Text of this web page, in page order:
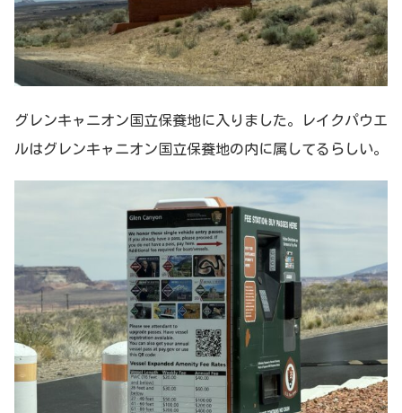
グレンキャニオン国立保養地に入りました。レイクパウエ
ルはグレンキャニオン国立保養地の内に属してるらしい。